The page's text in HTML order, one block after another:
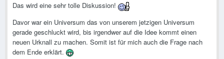
Das wird eine sehr tolle Diskussion!
Davor war ein Universum das von unserem jetzigen Universum
gerade geschluckt wird, bis irgendwer auf die Idee kommt einen
neuen Urknall zu machen. Somit ist für mich auch die Frage nach
dem Ende erklärt.